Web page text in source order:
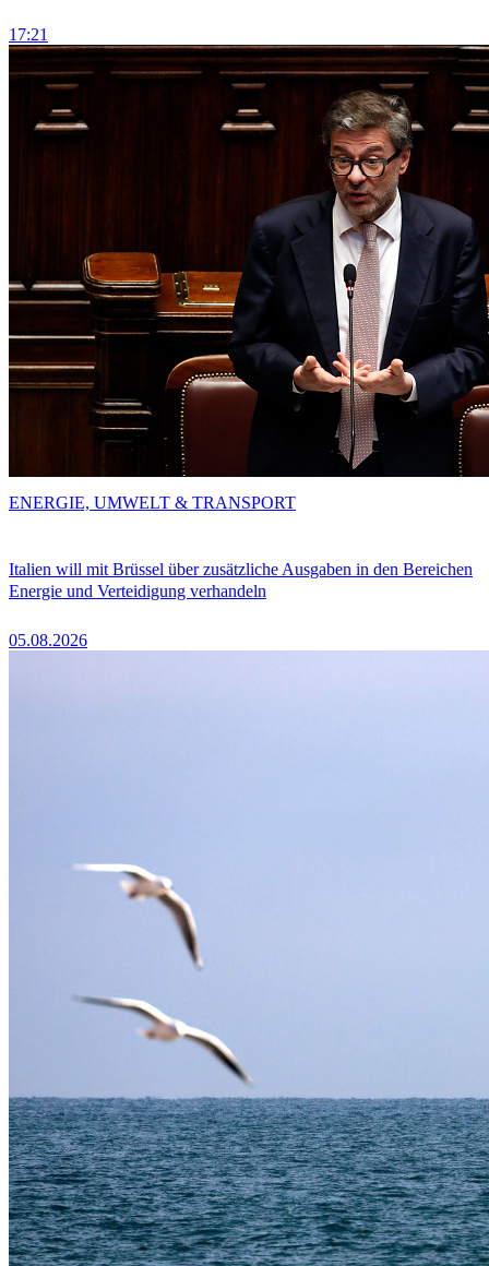
17:21
Italien will mit Brüssel über zusätzliche Ausgaben in den Bereichen
Energie und Verteidigung verhandeln
05.08.2026
ENERGIE, UMWELT & TRANSPORT